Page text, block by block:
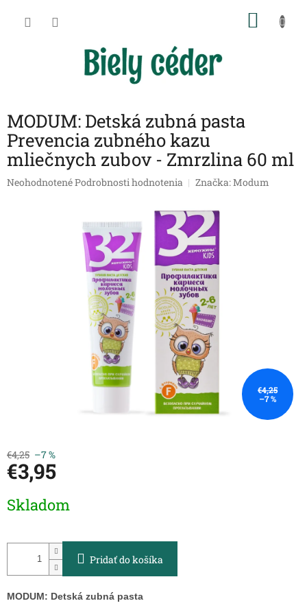
MODUM: Detská zubná pasta
Prevencia zubného kazu
mliečnych zubov - Zmrzlina 60 ml
Priemerné
NeohodnotenéPodrobnosti hodnotenia Značka:Modum
€4,25
–7 %
€4,25 –7 %
€3,95
cena:
Skladom
Pridať do košíka
MODUM: Detská zubná pasta